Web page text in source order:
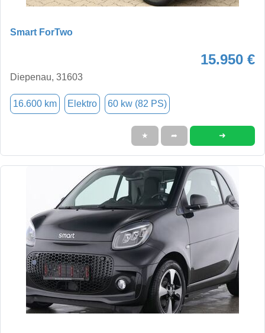
Smart ForTwo
15.950 €
Diepenau, 31603
16.600 km Elektro 60 kw (82 PS)
★ ➦ ➜